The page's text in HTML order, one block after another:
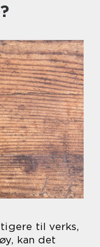
til verks,
kan det